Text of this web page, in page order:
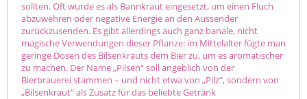
sollten. Oft wurde es als Bannkraut eingesetzt, um einen Fluch
abzuwehren oder negative Energie an den Aussender
zurückzusenden. Es gibt allerdings auch ganz banale, nicht
magische Verwendungen dieser Pflanze: im Mittelalter fügte man
geringe Dosen des Bilsenkrauts dem Bier zu, um es aromatischer
zu machen. Der Name „Pilsen“ soll angeblich von der
Bierbrauerei stammen – und nicht etwa von „Pilz“, sondern von
„Bilsenkraut“ als Zusatz für das beliebte Getränk